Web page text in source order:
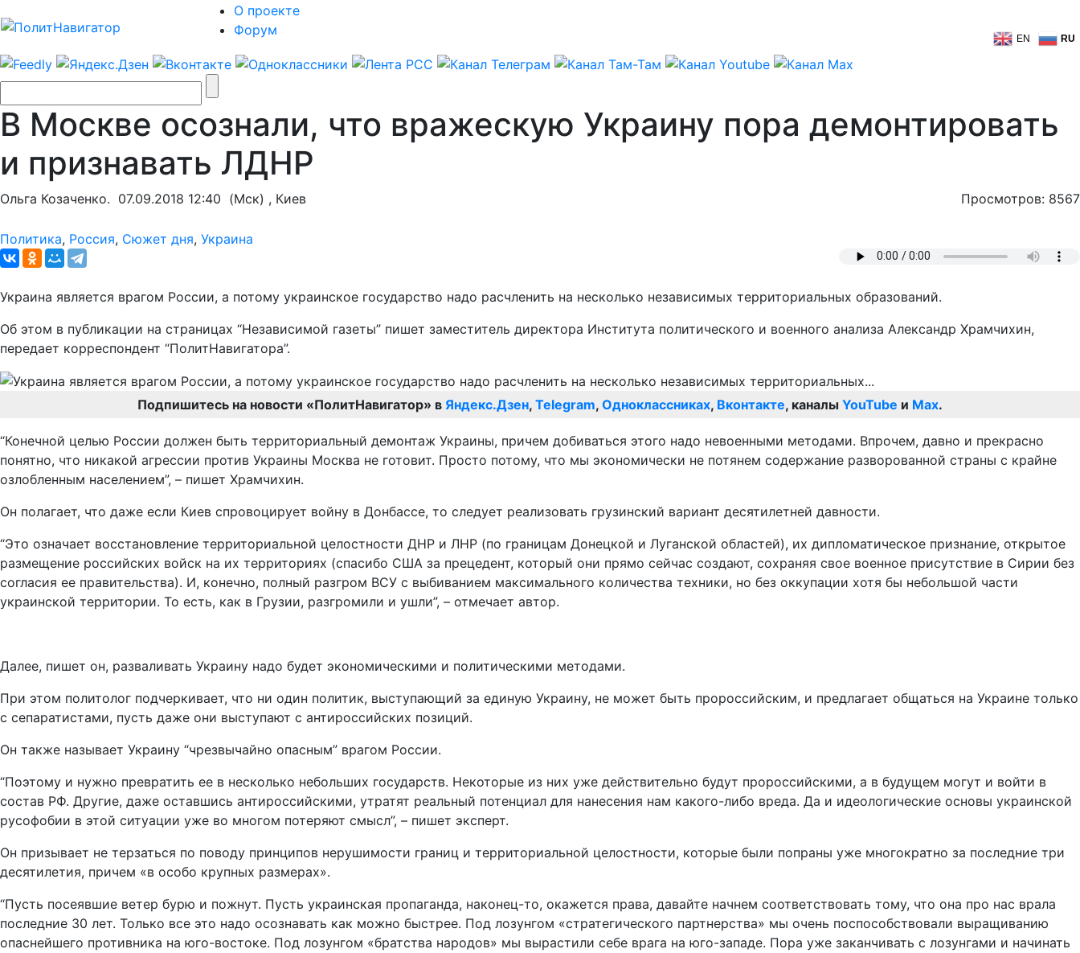
О проекте
Форум
EN RU
В Москве осознали, что вражескую Украину пора демонтировать
и признавать ЛДНР
Ольга Козаченко. 07.09.2018 12:40 (Мск) , Киев Просмотров: 8567
Политика, Россия, Сюжет дня, Украина
Украина является врагом России, а потому украинское государство надо расчленить на несколько независимых территориальных образований.
Об этом в публикации на страницах “Независимой газеты” пишет заместитель директора Института политического и военного анализа Александр Храмчихин,
передает корреспондент “ПолитНавигатора”.
Подпишитесь на новости «ПолитНавигатор» в Яндекс.Дзен, Telegram, Одноклассниках, Вконтакте, каналы YouTube и Max.
“Конечной целью России должен быть территориальный демонтаж Украины, причем добиваться этого надо невоенными методами. Впрочем, давно и прекрасно
понятно, что никакой агрессии против Украины Москва не готовит. Просто потому, что мы экономически не потянем содержание разворованной страны с крайне
озлобленным населением”, – пишет Храмчихин.
Он полагает, что даже если Киев спровоцирует войну в Донбассе, то следует реализовать грузинский вариант десятилетней давности.
“Это означает восстановление территориальной целостности ДНР и ЛНР (по границам Донецкой и Луганской областей), их дипломатическое признание, открытое
размещение российских войск на их территориях (спасибо США за прецедент, который они прямо сейчас создают, сохраняя свое военное присутствие в Сирии без
согласия ее правительства). И, конечно, полный разгром ВСУ с выбиванием максимального количества техники, но без оккупации хотя бы небольшой части
украинской территории. То есть, как в Грузии, разгромили и ушли”, – отмечает автор.
Далее, пишет он, разваливать Украину надо будет экономическими и политическими методами.
При этом политолог подчеркивает, что ни один политик, выступающий за единую Украину, не может быть пророссийским, и предлагает общаться на Украине только
с сепаратистами, пусть даже они выступают с антироссийских позиций.
Он также называет Украину “чрезвычайно опасным” врагом России.
“Поэтому и нужно превратить ее в несколько небольших государств. Некоторые из них уже действительно будут пророссийскими, а в будущем могут и войти в
состав РФ. Другие, даже оставшись антироссийскими, утратят реальный потенциал для нанесения нам какого-либо вреда. Да и идеологические основы украинской
русофобии в этой ситуации уже во многом потеряют смысл”, – пишет эксперт.
Он призывает не терзаться по поводу принципов нерушимости границ и территориальной целостности, которые были попраны уже многократно за последние три
десятилетия, причем «в особо крупных размерах».
“Пусть посеявшие ветер бурю и пожнут. Пусть украинская пропаганда, наконец-то, окажется права, давайте начнем соответствовать тому, что она про нас врала
последние 30 лет. Только все это надо осознавать как можно быстрее. Под лозунгом «стратегического партнерства» мы очень поспособствовали выращиванию
опаснейшего противника на юго-востоке. Под лозунгом «братства народов» мы вырастили себе врага на юго-западе. Пора уже заканчивать с лозунгами и начинать